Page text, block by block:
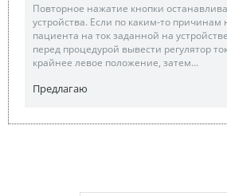
Повторное нажатие кнопки
устройства. Если по каким-то причинам
пациента на ток заданной на
перед процедурой вывести регулятор
крайнее левое положение, затем...
Предлагаю